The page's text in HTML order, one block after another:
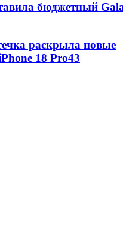
бюджетный
раскрыла новые
18 Pro43